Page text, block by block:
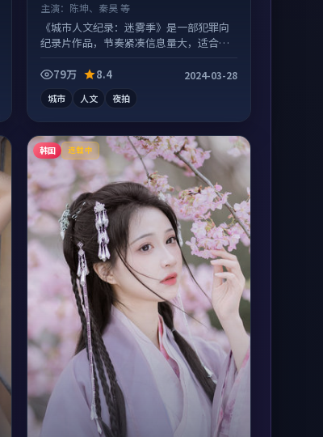
主演： 陈坤、秦昊 等
《城市人文纪录：迷雾季》是一部犯罪向
纪录片作品，节奏紧凑信息量大，适合沉
79万
8.4 2024-03-28
城市 人文 夜拍
韩国 连载中